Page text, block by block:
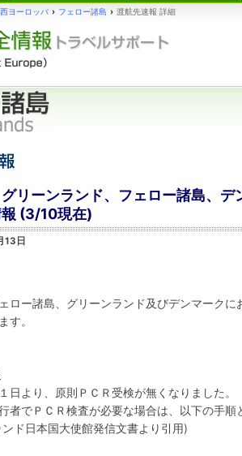
西ヨーロッパ › フェロー諸島 › 渡航先速報 詳細
リーンランド、フェロー諸島、
(3/10現在)
13日
ロー諸島、グリーンランド及びデンマーク
す。
日より、原則ＰＣＲ受検が無くなりました。
者でＰＣＲ検査が必要な場合は、以下の手順
ド日本国大使館発信文書より引用)